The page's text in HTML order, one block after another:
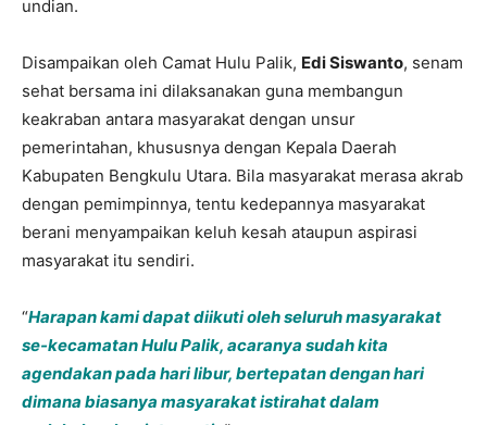
undian.
Disampaikan oleh Camat Hulu Palik, Edi Siswanto, senam
sehat bersama ini dilaksanakan guna membangun
keakraban antara masyarakat dengan unsur
pemerintahan, khususnya dengan Kepala Daerah
Kabupaten Bengkulu Utara. Bila masyarakat merasa akrab
dengan pemimpinnya, tentu kedepannya masyarakat
berani menyampaikan keluh kesah ataupun aspirasi
masyarakat itu sendiri.
“Harapan kami dapat diikuti oleh seluruh masyarakat
se-kecamatan Hulu Palik, acaranya sudah kita
agendakan pada hari libur, bertepatan dengan hari
dimana biasanya masyarakat istirahat dalam